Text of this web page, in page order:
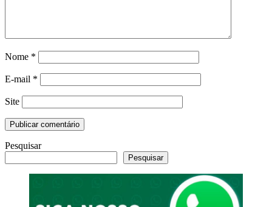
Nome *
E-mail *
Site
Pesquisar
Pesquisar